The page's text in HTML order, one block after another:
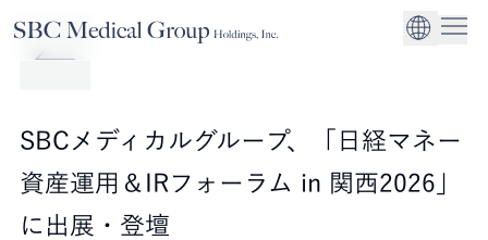
Company
Service
法人事業
Sustainability
ガバナンス
SBCメディカルグループ、「日経マネー
資産運用＆IRフォーラム in 関西2026」
に出展・登壇